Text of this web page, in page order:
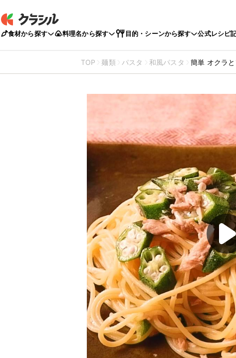
食材から探す 料理名から探す 目的・シーンから探す 公式レシピ
TOP 麺類 パスタ 和風パスタ 簡単 オクラ